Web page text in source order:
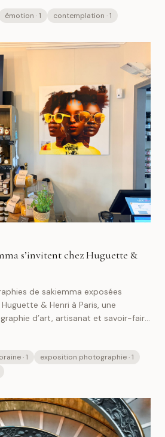
accompagne le regard, les émotions
émotion · 1 contemplation · 1
s’invitent chez Huguette &
de sakiemma exposées
& Henri à Paris, une
d’art, artisanat et savoir-faire
· 1 exposition photographie· 1